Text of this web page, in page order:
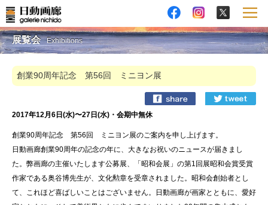
展覧会 Exhibitions
創業90周年記念 第56回 ミニヨン展
2017年12月6日(水)〜27日(水)・会期中無休
創業90周年記念 第56回 ミニヨン展のご案内を申し上げます。
日動画廊創業90周年の記念の年に、大きなお祝いのニュースが届きまし
た。弊画廊の主催いたします公募展、「昭和会展」の第1回展昭和会賞受賞
作家である奥谷博先生が、文化勲章を受章されました。昭和会創始者とし
て、これほど喜ばしいことはございません。日動画廊が画家とともに、愛好